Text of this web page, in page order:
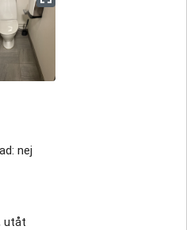
nej
utåt